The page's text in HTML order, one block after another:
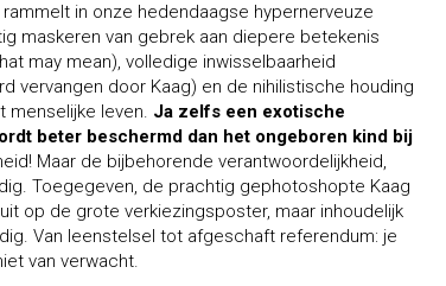
in onze hedendaagse hypernerveuze
maskeren van gebrek aan diepere betekenis
may mean), volledige inwisselbaarheid
vervangen door Kaag) en de nihilistische houding
menselijke leven. Ja zelfs een exotische
beter beschermd dan het ongeboren kind bij
Maar de bijbehorende verantwoordelijkheid,
Toegegeven, de prachtig gephotoshopte Kaag
op de grote verkiezingsposter, maar inhoudelijk
Van leenstelsel tot afgeschaft referendum: je
van verwacht.